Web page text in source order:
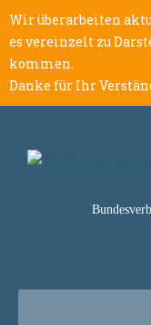
Wir überarbeiten
es vereinzelt zu
kommen.
Danke für Ihr